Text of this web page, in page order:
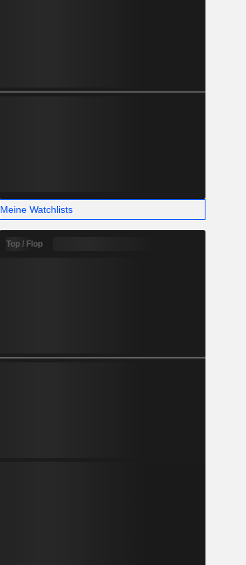
Meine Watchlists
Top / Flop